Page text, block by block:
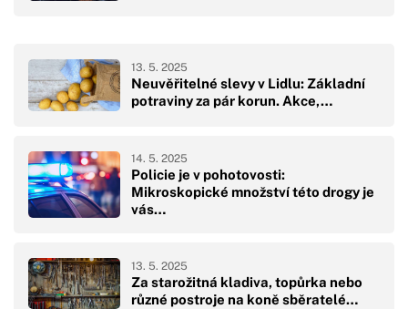
Neuvěřitelné slevy v Lidlu: Základní
potraviny za pár korun. Akce,…
13. 5. 2025
Policie je v pohotovosti:
Mikroskopické množství této drogy je
vás…
14. 5. 2025
Za starožitná kladiva, topůrka nebo
různé postroje na koně sběratelé…
13. 5. 2025